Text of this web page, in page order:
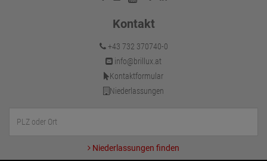
Kontakt
+43 732 370740-0
info@brillux.at
Kontaktformular
Niederlassungen
Niederlassungen finden